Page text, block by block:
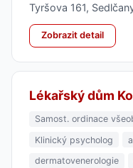
Tyršova 161,
Zobrazit detail
Lékařský dům
Samost. ordinace
Klinický psycholog
dermatovenerologie